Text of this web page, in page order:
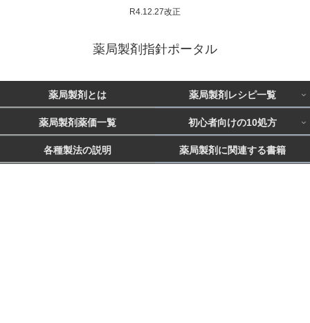
R4.12.27改正
薬局製剤指針ポータル
薬局製剤とは 薬局製剤レシピ一覧
薬局製剤薬価一覧 初心者向けの10処方
各種製法の説明 薬局製剤に関連する書籍